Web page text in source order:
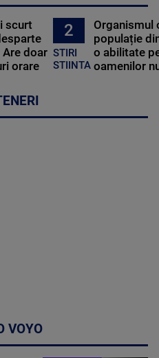
scurt
doar
orare
2
STIRI
STIINTA
Organismul
populație
o abilitate
oamenilor
VOYO